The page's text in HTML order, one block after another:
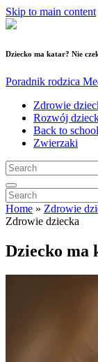
Skip to main content
Dziecko ma katar? Nie
Poradnik rodzica
Zdrowie
Rozwój
Back to school
Zwierzaki
Home » Zdrowie
Zdrowie dziecka
Dziecko ma